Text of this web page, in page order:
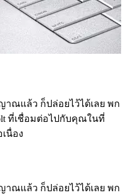
ณแล้ว ก็ปล่อยไว้ได้เลย พก
ที่เชื่อมต่อไปกับคุณในที่
นื่อง
ณแล้ว ก็ปล่อยไว้ได้เลย พก